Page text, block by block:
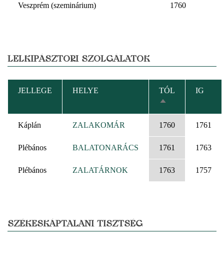
Veszprém (szeminárium) 1760
LELKIPÁSZTORI SZOLGÁLATOK
JELLEGE HELYE
TÓL
CSÖKKENŐ
RENDEZÉS
IG
Káplán ZALAKOMÁR 1760 1761
Plébános BALATONARÁCS 1761 1763
Plébános ZALATÁRNOK 1763 1757
SZÉKESKÁPTALANI TISZTSÉG